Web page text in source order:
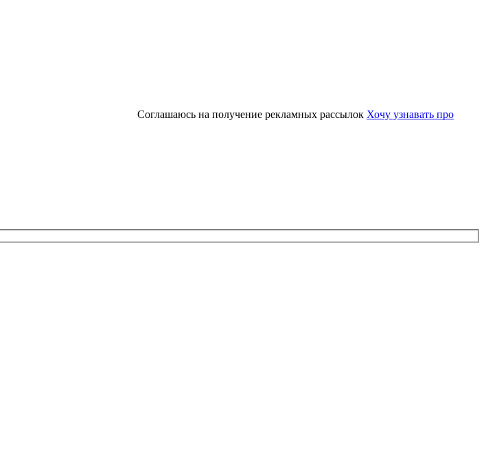
Соглашаюсь на получение рекламных рассылок Хочу узнавать про